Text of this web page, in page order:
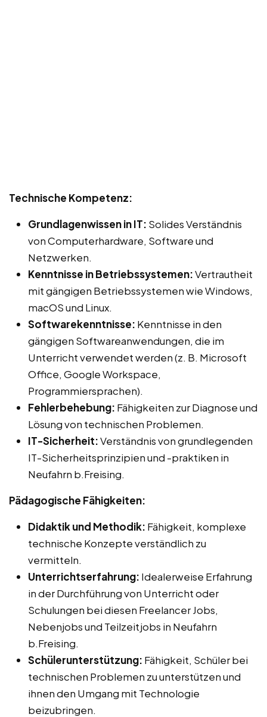
Technische Kompetenz:
Grundlagenwissen in IT: Solides Verständnis
von Computerhardware, Software und
Netzwerken.
Kenntnisse in Betriebssystemen:Vertrautheit
mit gängigen Betriebssystemen wie Windows,
macOS und Linux.
Softwarekenntnisse: Kenntnisse in den
gängigen Softwareanwendungen, die im
Unterricht verwendet werden (z. B. Microsoft
Office, Google Workspace,
Programmiersprachen).
Fehlerbehebung: Fähigkeiten zur Diagnose und
Lösung von technischen Problemen.
IT-Sicherheit:Verständnis von grundlegenden
IT-Sicherheitsprinzipien und -praktiken in
Neufahrn b.Freising.
Pädagogische Fähigkeiten:
Didaktik und Methodik: Fähigkeit, komplexe
technische Konzepte verständlich zu
vermitteln.
Unterrichtserfahrung: Idealerweise Erfahrung
in der Durchführung von Unterricht oder
Schulungen bei diesen Freelancer Jobs,
Nebenjobs und Teilzeitjobs in Neufahrn
b.Freising.
Schülerunterstützung: Fähigkeit, Schüler bei
technischen Problemen zu unterstützen und
ihnen den Umgang mit Technologie
beizubringen.